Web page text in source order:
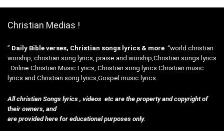
Christian Medias !
” Daily Bible verses, Christian songs lyrics & more “world christian
worship, christian song lyrics, praise and worship,Christian songs lyrics
. Online Christian Music Lyrics, Christian song lyrics Christian music
lyrics and Christian song lyrics,Gospel music lyrics.
All christian Songs lyrics , videos etc are the property and copyright of
their owners, and
are provided here for educational purposes only.